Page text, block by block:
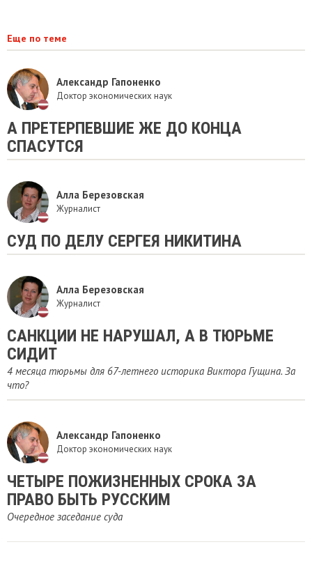
Еще по теме
Александр Гапоненко
Доктор экономических наук
А ПРЕТЕРПЕВШИЕ ЖЕ ДО КОНЦА
СПАСУТСЯ
Алла Березовская
Журналист
СУД ПО ДЕЛУ СЕРГЕЯ НИКИТИНА
Алла Березовская
Журналист
САНКЦИИ НЕ НАРУШАЛ, А В ТЮРЬМЕ
СИДИТ
4 месяца тюрьмы для 67-летнего историка Виктора Гущина. За
что?
Александр Гапоненко
Доктор экономических наук
ЧЕТЫРЕ ПОЖИЗНЕННЫХ СРОКА ЗА
ПРАВО БЫТЬ РУССКИМ
Очередное заседание суда